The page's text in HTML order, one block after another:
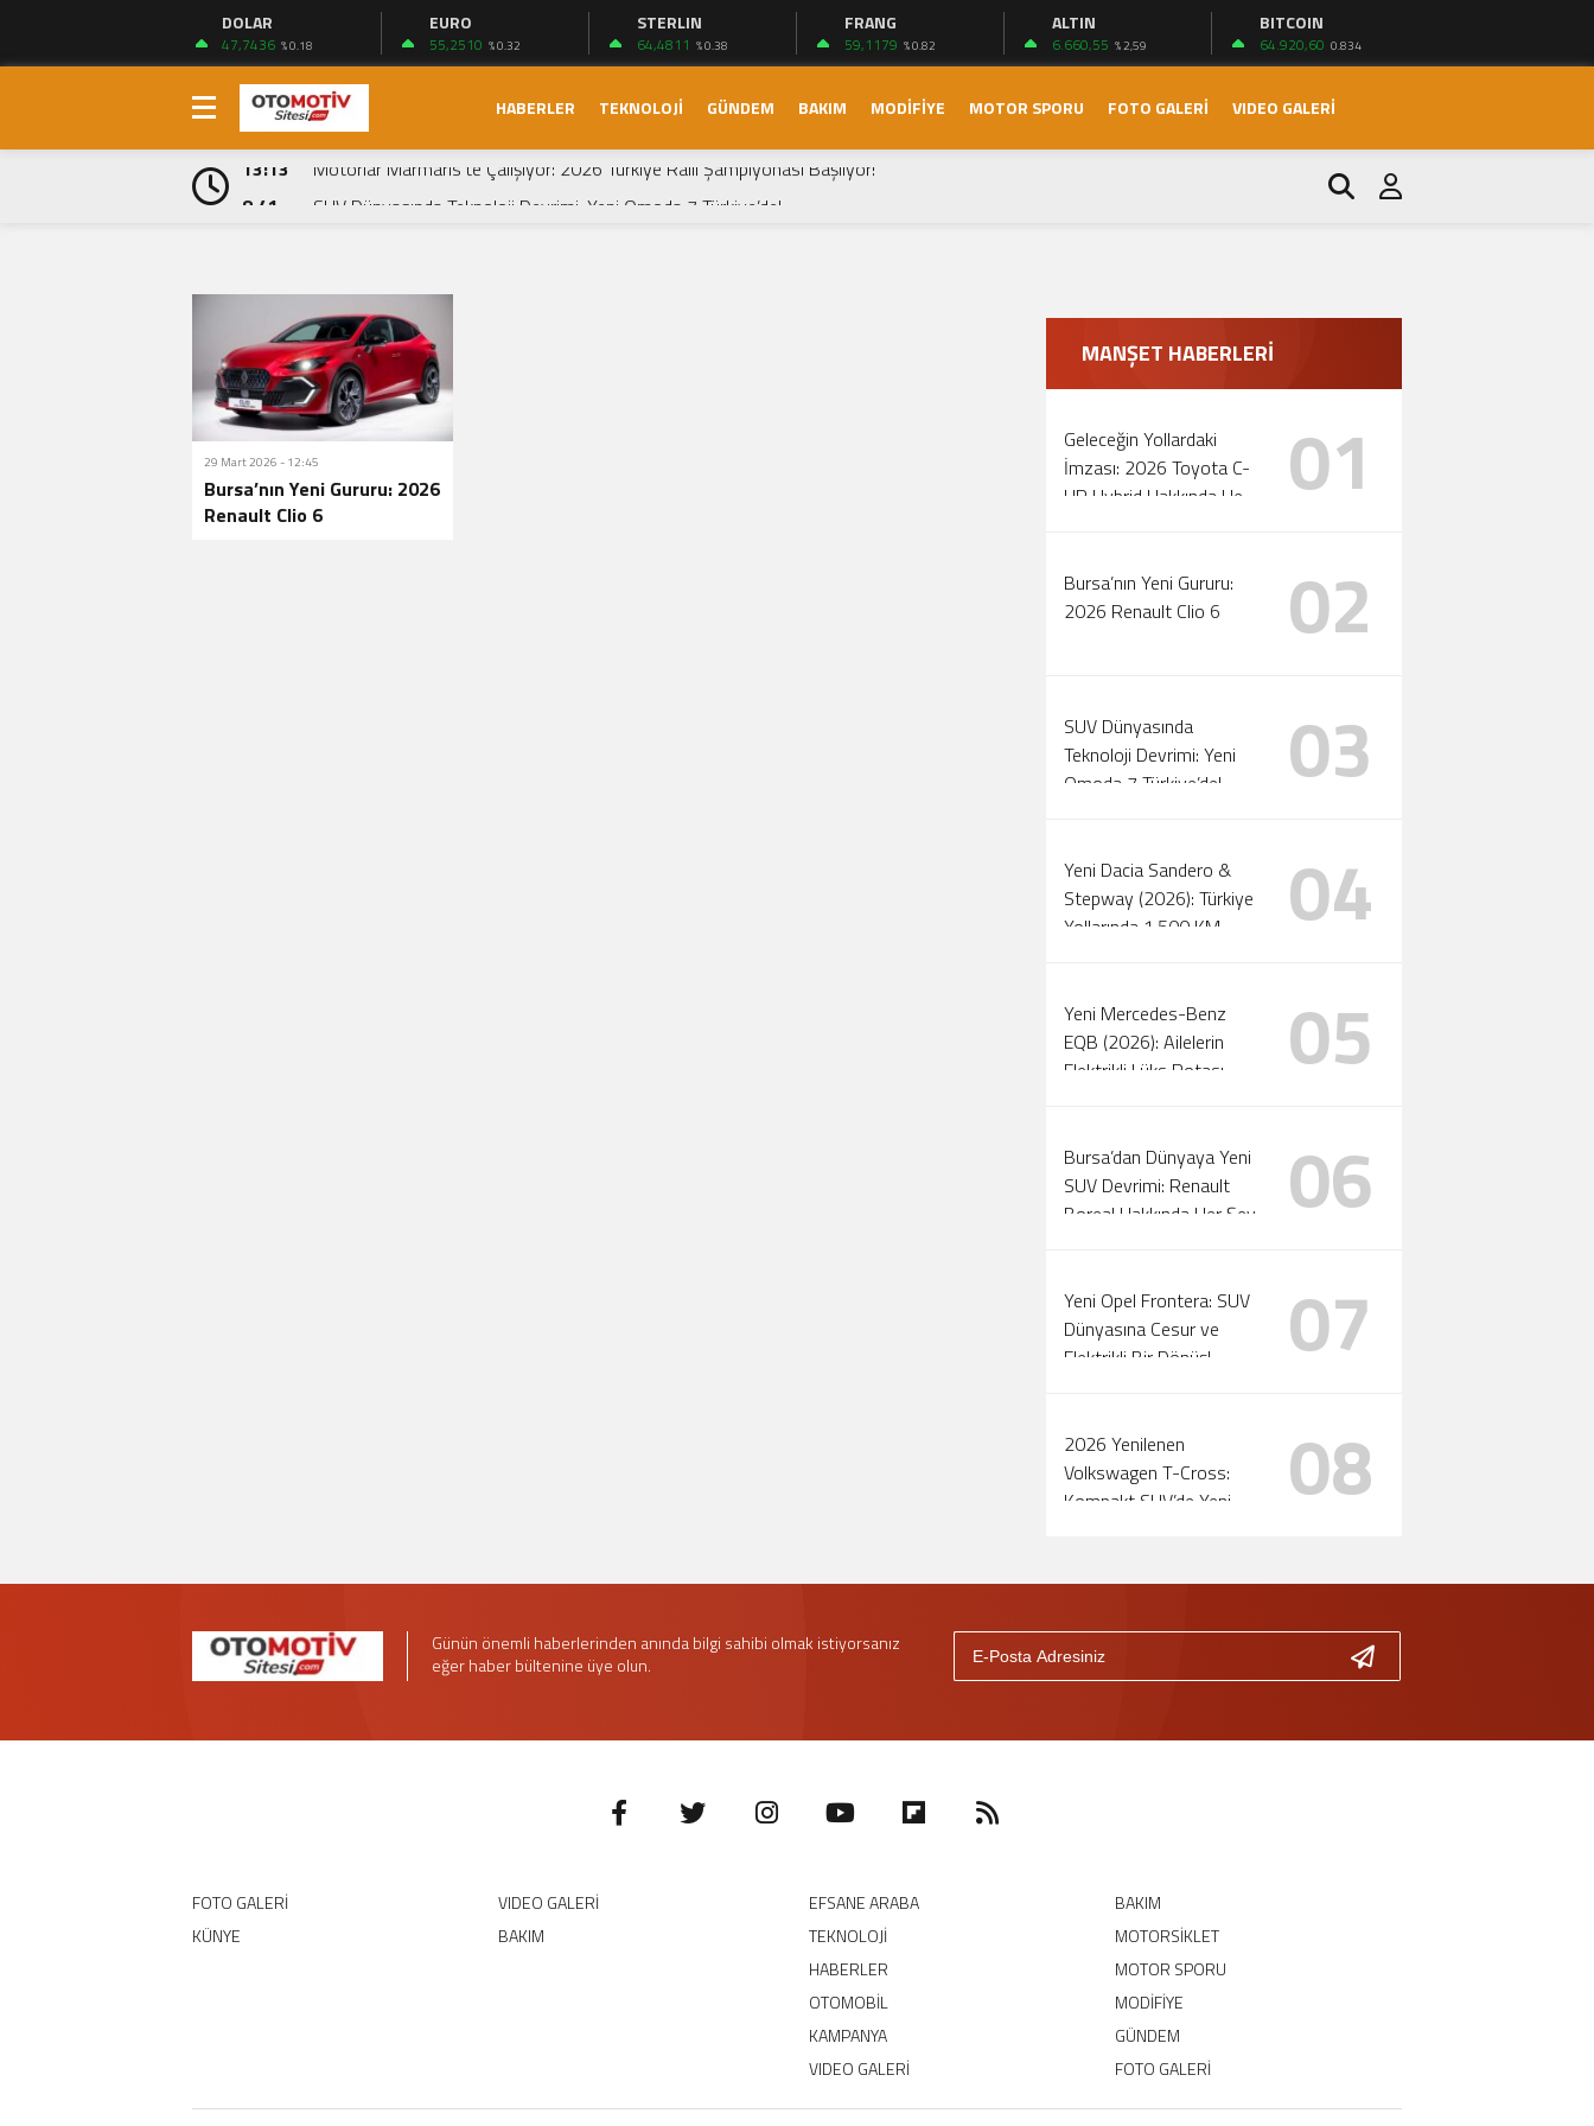
DOLAR
47,7436 % 0.18
EURO
55,2510 % 0.32
STERLIN
64,4811 % 0.38
FRANG
59,1179 % 0.82
ALTIN
6.660,55 % 2,59
BITCOIN
64.920,60 0.834
HABERLER TEKNOLOJİ GÜNDEM BAKIM MODİFİYE MOTOR SPORU FOTO GALERİ VIDEO GALERİ
19:48
Togg T10F: Türkiye’nin Yeni Elektrikli Sedanı Tanıtıldı
13:13
Motorlar Marmaris’te Çalışıyor: 2026 Türkiye Ralli Şampiyonası Başlıyor!
SUV Dünyasında Teknoloji Devrimi: Yeni Omoda 7 Türkiye’de!
7:24
Bursa’dan Dünyaya Yeni SUV Devrimi: Renault Boreal Hakkında Her Şey
21:23
2026 Yenilenen Volkswagen T-Cross: Kompakt SUV’de Yeni Standartlar
20:01
Formula 1 Suudi Arabistan Grand Prix’si: Heyecan Dolu Bir Yarış
18:24
Türkiye’de Yılın Otomobili Yarışması
18:27
HABAŞ’ın Otomotiv Üretimine Başlaması
19:48
Togg T10F: Türkiye’nin Yeni Elektrikli Sedanı Tanıtıldı
13:13
Motorlar Marmaris’te Çalışıyor: 2026 Türkiye Ralli Şampiyonası Başlıyor!
29 Mart 2026 - 12:45
Bursa’nın Yeni Gururu: 2026
Renault Clio 6
MANŞET HABERLERİ
Geleceğin Yollardaki
İmzası: 2026 Toyota C-
HR Hybrid Hakkında Her
01
Bursa’nın Yeni Gururu:
2026 Renault Clio 6
02
SUV Dünyasında
Teknoloji Devrimi: Yeni
Omoda 7 Türkiye’de!
03
Yeni Dacia Sandero &
Stepway (2026): Türkiye
Yollarında 1.500 KM
04
Yeni Mercedes-Benz
EQB (2026): Ailelerin
Elektrikli Lüks Rotası
05
Bursa’dan Dünyaya Yeni
SUV Devrimi: Renault
Boreal Hakkında Her Şey
06
Yeni Opel Frontera: SUV
Dünyasına Cesur ve
Elektrikli Bir Dönüş!
07
2026 Yenilenen
Volkswagen T-Cross:
Kompakt SUV’de Yeni
08
Günün önemli haberlerinden anında bilgi sahibi olmak istiyorsanız
eğer haber bültenine üye olun.
FOTO GALERİ
VIDEO GALERİ
KÜNYE
BAKIM
EFSANE ARABA
BAKIM
TEKNOLOJİ
MOTORSİKLET
HABERLER
MOTOR SPORU
OTOMOBİL
MODİFİYE
KAMPANYA
GÜNDEM
VIDEO GALERİ
FOTO GALERİ